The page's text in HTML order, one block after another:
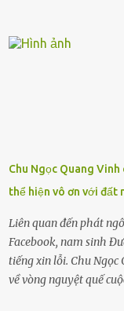
khuyên nhủ con thật
để được giúp đỡ thì có
có biết gì đâu Nhiều
lầm, thì họ cũng
không dạy con cẩn...
Chu Ngọc Quang
thể hiện vô ơn với đất
Liên quan đến phát
Facebook, nam sinh
tiếng xin lỗi. Chu
về vòng nguyệt quế